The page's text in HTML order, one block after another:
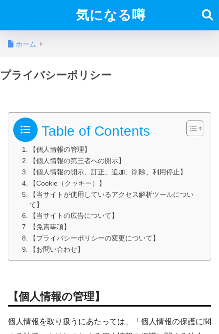
気になる噂
ホーム
プライバシーポリシー
Table of Contents
【個人情報の管理】
【個人情報の第三者への開示】
【個人情報の開示、訂正、追加、削除、利用停止】
【Cookie（クッキー）】
【当サイトが使用しているアクセス解析ツールについ
て】
【当サイトの広告について】
【免責事項】
【プライバシーポリシーの変更について】
【お問い合わせ】
【個人情報の管理】
個人情報を取り扱うにあたっては、「個人情報の保護に関